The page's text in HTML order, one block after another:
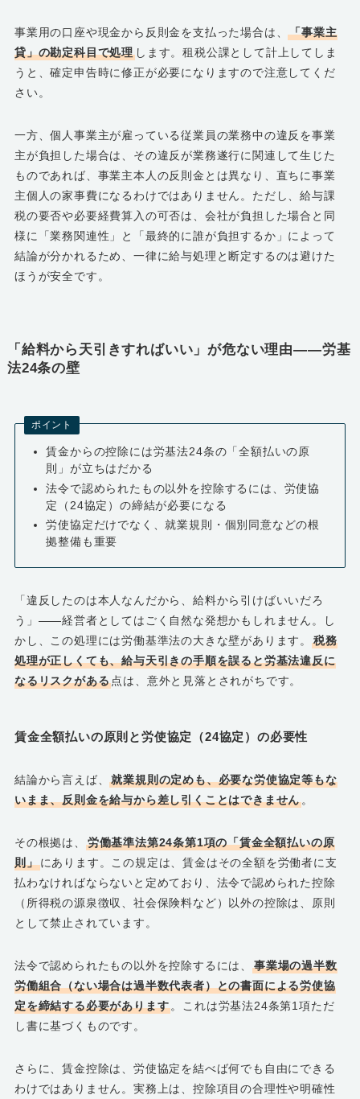
事業用の口座や現金から反則金を支払った場合は、「事業主
貸」の勘定科目で処理します。租税公課として計上してしま
うと、確定申告時に修正が必要になりますので注意してくだ
さい。
一方、個人事業主が雇っている従業員の業務中の違反を事業
主が負担した場合は、その違反が業務遂行に関連して生じた
ものであれば、事業主本人の反則金とは異なり、直ちに事業
主個人の家事費になるわけではありません。ただし、給与課
税の要否や必要経費算入の可否は、会社が負担した場合と同
様に「業務関連性」と「最終的に誰が負担するか」によって
結論が分かれるため、一律に給与処理と断定するのは避けた
ほうが安全です。
「給料から天引きすればいい」が危ない理由――労基
法24条の壁
ポイント
賃金からの控除には労基法24条の「全額払いの原
則」が立ちはだかる
法令で認められたもの以外を控除するには、労使協
定（24協定）の締結が必要になる
労使協定だけでなく、就業規則・個別同意などの根
拠整備も重要
「違反したのは本人なんだから、給料から引けばいいだろ
う」――経営者としてはごく自然な発想かもしれません。し
かし、この処理には労働基準法の大きな壁があります。税務
処理が正しくても、給与天引きの手順を誤ると労基法違反に
なるリスクがある 点は、意外と見落とされがちです。
賃金全額払いの原則と労使協定（24協定）の必要性
結論から言えば、就業規則の定めも、必要な労使協定等もな
いまま、反則金を給与から差し引くことはできません 。
その根拠は、
労働基準法第24条第1項の「賃金全額払いの原
則」にあります。この規定は、賃金はその全額を労働者に支
払わなければならないと定めており、法令で認められた控除
（所得税の源泉徴収、社会保険料など）以外の控除は、原則
として禁止されています。
法令で認められたもの以外を控除するには、事業場の過半数
労働組合（ない場合は過半数代表者）との書面による労使協
定を締結する必要があります 。これは労基法24条第1項ただ
し書に基づくものです。
さらに、賃金控除は、労使協定を結べば何でも自由にできる
わけではありません。実務上は、控除項目の合理性や明確性